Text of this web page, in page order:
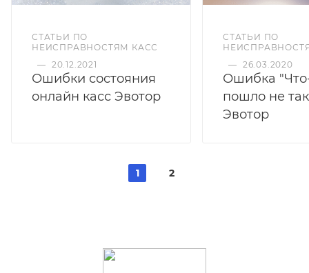
СТАТЬИ ПО
НЕИСПРАВНОСТЯМ КАСС
— 20.12.2021
Ошибки состояния
онлайн касс Эвотор
СТАТЬИ ПО
— 26.03.2020
Ошибка
пошло не
Эвотор
1 2